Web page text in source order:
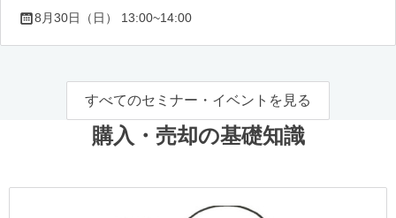
8月30日（日） 13:00~14:00
すべてのセミナー・イベントを見る
購入・売却の基礎知識